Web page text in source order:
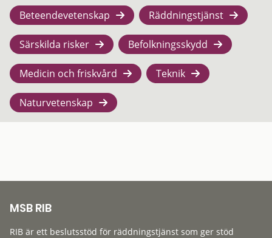
Beteendevetenskap Räddningstjänst
Särskilda risker Befolkningsskydd
Medicin och friskvård Teknik
Naturvetenskap
MSB RIB
RIB är ett beslutsstöd för räddningstjänst som ger stöd